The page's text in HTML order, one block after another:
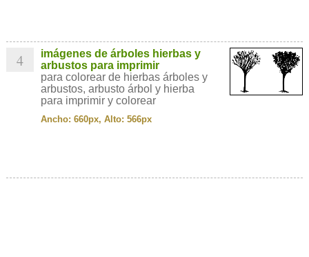
4
imágenes de árboles hierbas y
arbustos para imprimir
para colorear de hierbas árboles y
arbustos, arbusto árbol y hierba
para imprimir y colorear
Ancho: 660px, Alto: 566px